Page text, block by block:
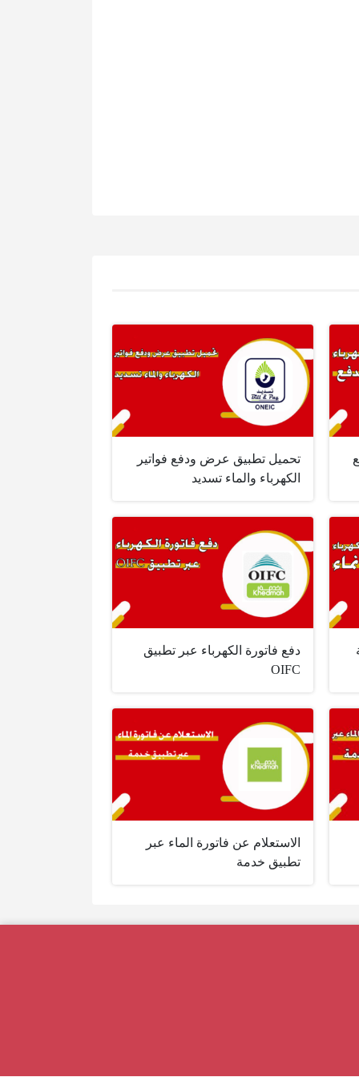
تحميل تطبيق عرض ودفع فواتير
الكهرباء والماء تسديد
دفع فاتورة الكهرباء عبر تطبيق
OIFC
الاستعلام عن فاتورة الماء عبر
تطبيق خدمة